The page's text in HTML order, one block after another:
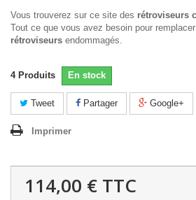
Vous trouverez sur ce site des rétroviseurs
Tout ce que vous avez besoin pour remplacer
rétroviseurs endommagés.
4 Produits En stock
Tweet Partager Google+
Imprimer
114,00 € TTC